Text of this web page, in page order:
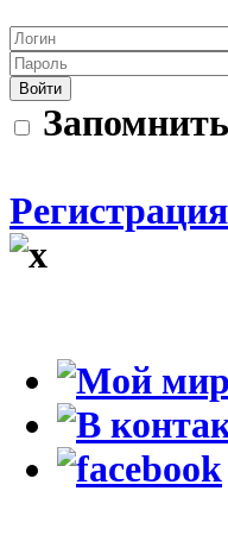
Войти
Регистрация